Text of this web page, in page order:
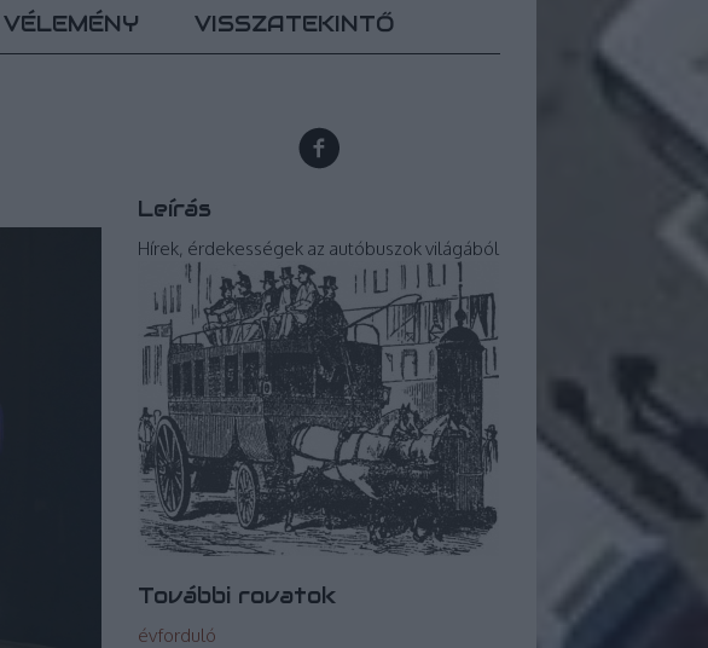
VÉLEMÉNY VISSZATEKINTŐ
Leírás
Hírek, érdekességek az autóbuszok világából
További rovatok
évforduló